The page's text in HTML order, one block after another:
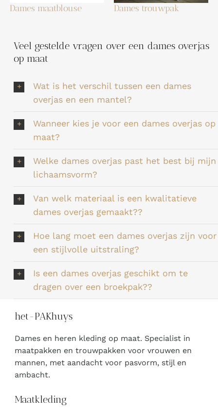
Dames maatblouse Dames trouwpak
Veel gestelde vragen over een dames overjas
op maat
Wat is het verschil tussen een dames
overjas en een mantel?
Wanneer kies je voor een dames overjas op
maat?
Welke dames overjas past het best bij mijn
lichaamsvorm?
Van welk materiaal is een kwalitatieve
dames overjas gemaakt??
Hoe lang moet een dames overjas zijn voor
een stijlvolle uitstraling?
Is een dames overjas geschikt om te
dragen over een broekpak??
het-PAKhuys
Dames en heren kleding op maat. Specialist in
maatpakken en trouwpakken voor vrouwen en
mannen, met aandacht voor pasvorm, stijl en
ambacht.
Maatkleding